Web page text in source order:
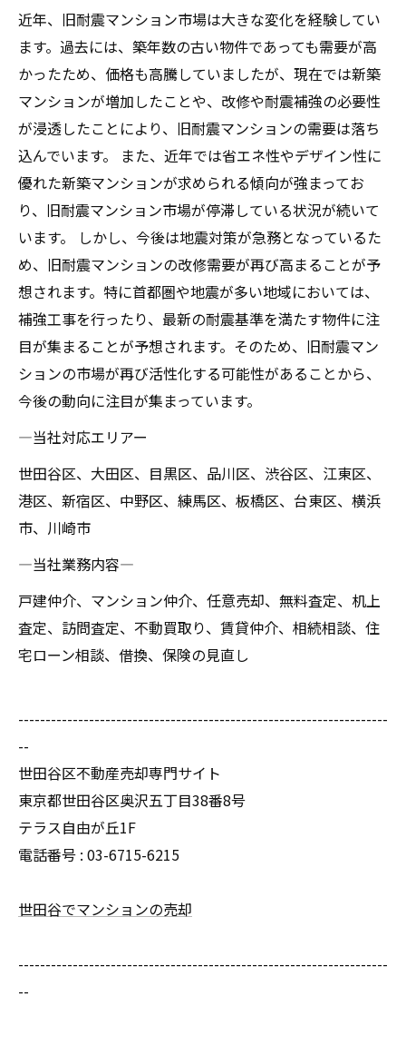
近年、旧耐震マンション市場は大きな変化を経験してい
ます。過去には、築年数の古い物件であっても需要が高
かったため、価格も高騰していましたが、現在では新築
マンションが増加したことや、改修や耐震補強の必要性
が浸透したことにより、旧耐震マンションの需要は落ち
込んでいます。 また、近年では省エネ性やデザイン性に
優れた新築マンションが求められる傾向が強まってお
り、旧耐震マンション市場が停滞している状況が続いて
います。 しかし、今後は地震対策が急務となっているた
め、旧耐震マンションの改修需要が再び高まることが予
想されます。特に首都圏や地震が多い地域においては、
補強工事を行ったり、最新の耐震基準を満たす物件に注
目が集まることが予想されます。そのため、旧耐震マン
ションの市場が再び活性化する可能性があることから、
今後の動向に注目が集まっています。
―当社対応エリアー
世田谷区、大田区、目黒区、品川区、渋谷区、江東区、
港区、新宿区、中野区、練馬区、板橋区、台東区、横浜
市、川崎市
―当社業務内容―
戸建仲介、マンション仲介、任意売却、無料査定、机上
査定、訪問査定、不動買取り、賃貸仲介、相続相談、住
宅ローン相談、借換、保険の見直し
--------------------------------------------------------------------
--
世田谷区不動産売却専門サイト
東京都世田谷区奥沢五丁目38番8号
テラス自由が丘1F
電話番号 : 03-6715-6215
世田谷でマンションの売却
--------------------------------------------------------------------
--